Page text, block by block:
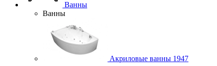
Ванны
Ванны
Акриловые ванны 1947